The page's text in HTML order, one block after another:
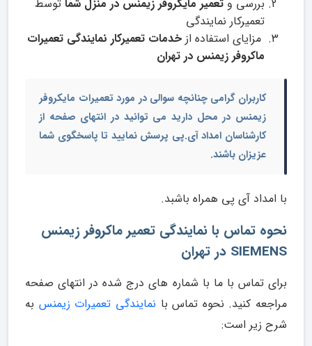
بررسی و تعمیر مایکروفر زیمنس در منزل شما توسط
تعمیرکار نمایندگی
مزایای استفاده از خدمات تعمیرکار نمایندگی تعمیرات
ماکروفر زیمنس در تهران
کاربران گرامی چنانچه سوالی در مورد تعمیرات مایکروفر
زیمنس در محل دارید می توانید در انتهای صفحه از
کارشناسان امداد آی.پی پرسش نمایید تا پاسخگوی شما
عزیزان باشند.
با امداد آی پی همراه باشبد.
نحوه تماس با نمایندگی تعمیر ماکروفر زیمنس
SIEMENS در تهران
برای تماس با ما با شماره های درج شده در انتهای صفحه
مراجعه کنید. نحوه تماس با نمایندگی تعمیرات زیمنس به
شرح زیر است: